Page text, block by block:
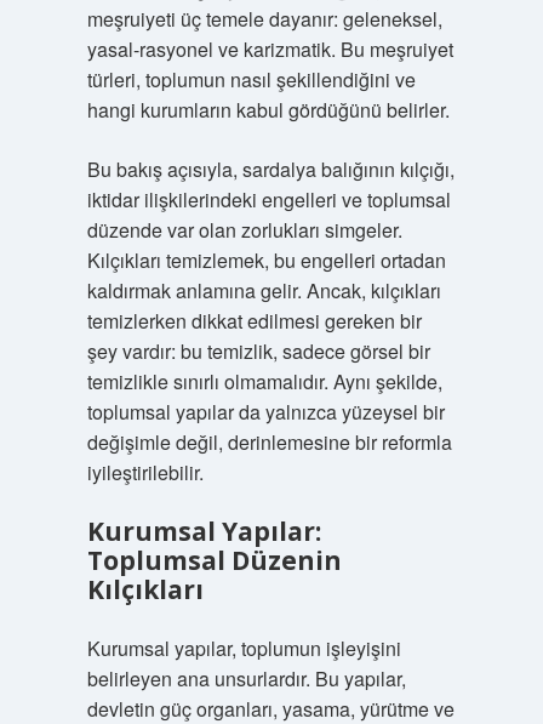
meşruiyeti üç temele dayanır: geleneksel,
yasal-rasyonel ve karizmatik. Bu meşruiyet
türleri, toplumun nasıl şekillendiğini ve
hangi kurumların kabul gördüğünü belirler.
Bu bakış açısıyla, sardalya balığının kılçığı,
iktidar ilişkilerindeki engelleri ve toplumsal
düzende var olan zorlukları simgeler.
Kılçıkları temizlemek, bu engelleri ortadan
kaldırmak anlamına gelir. Ancak, kılçıkları
temizlerken dikkat edilmesi gereken bir
şey vardır: bu temizlik, sadece görsel bir
temizlikle sınırlı olmamalıdır. Aynı şekilde,
toplumsal yapılar da yalnızca yüzeysel bir
değişimle değil, derinlemesine bir reformla
iyileştirilebilir.
Kurumsal Yapılar:
Toplumsal Düzenin
Kılçıkları
Kurumsal yapılar, toplumun işleyişini
belirleyen ana unsurlardır. Bu yapılar,
devletin güç organları, yasama, yürütme ve